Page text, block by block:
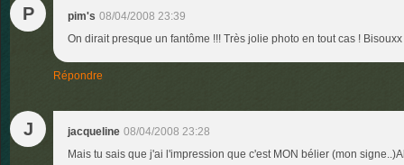
P pim's 08/04/2008 23:39
On dirait presque un fantôme !!! Très jolie photo en tout cas !
Répondre
J jacqueline 08/04/2008 23:28
Mais tu sais que j'ai l'impression que c'est MON bélier (mon